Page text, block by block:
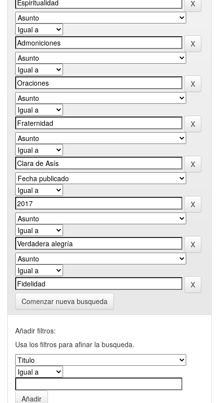
Comenzar nueva busqueda
Añadir filtros:
Usa los filtros para afinar la busqueda.